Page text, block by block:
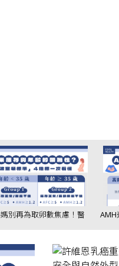
別再為取卵數焦慮！醫
AMH